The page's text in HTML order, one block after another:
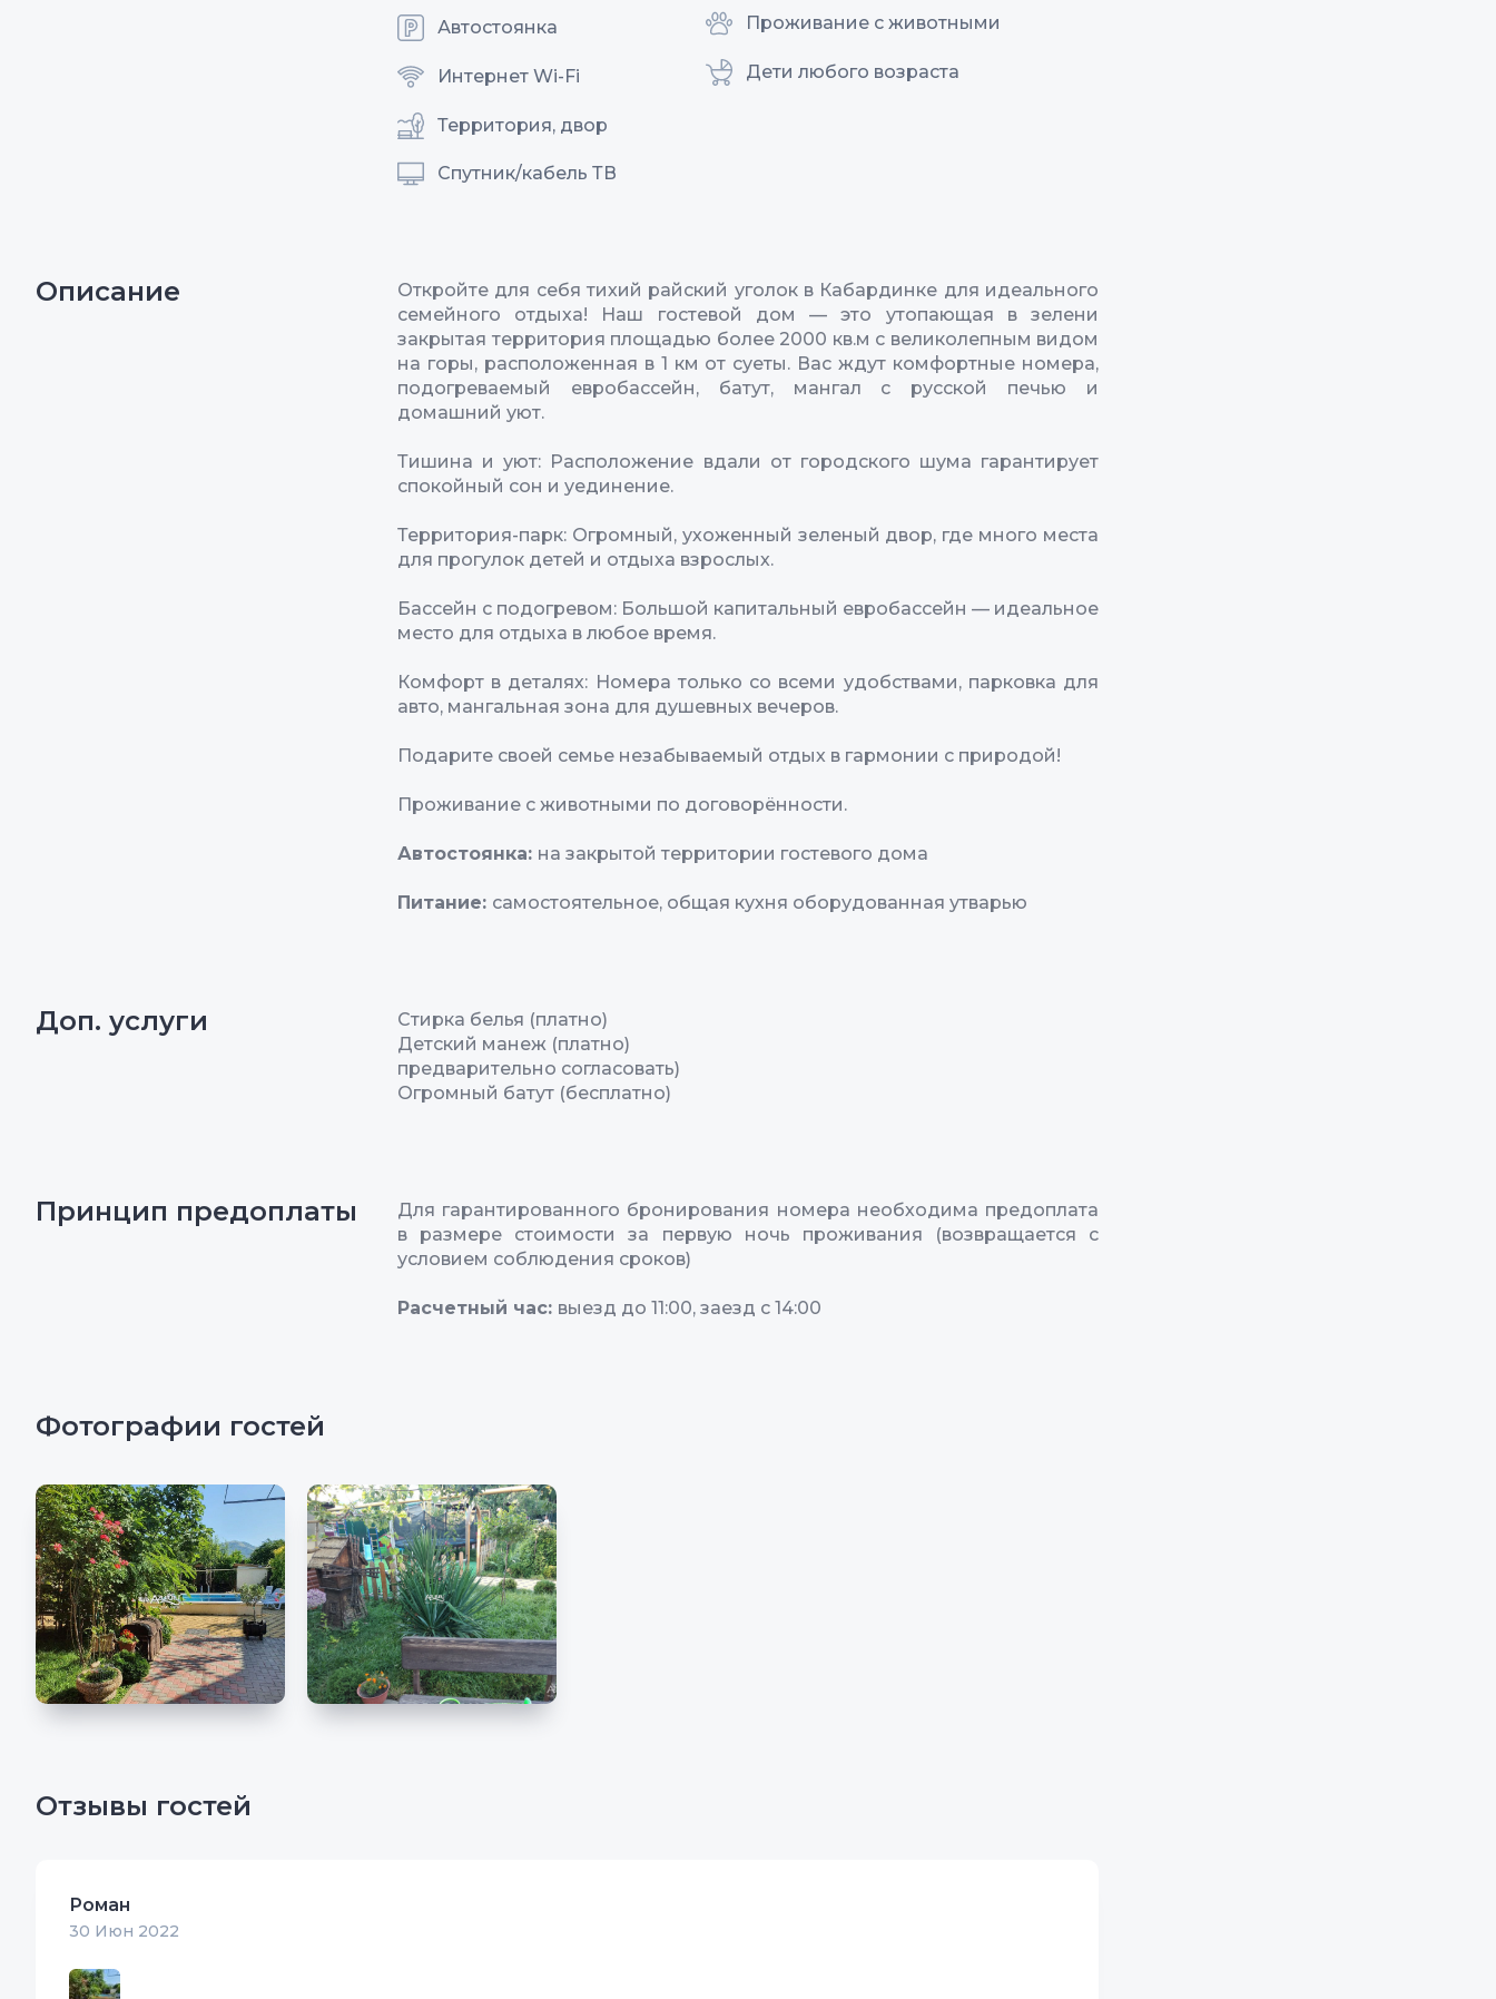
Автостоянка
Интернет Wi-Fi
Территория, двор
Спутник/кабель ТВ
Проживание с животными
Дети любого возраста
Описание
Откройте для себя тихий райский уголок в Кабардинке для идеального
семейного отдыха! Наш гостевой дом — это утопающая в зелени
закрытая территория площадью более 2000 кв.м с великолепным видом
на горы, расположенная в 1 км от суеты. Вас ждут комфортные номера,
подогреваемый евробассейн, батут, мангал с русской печью и
домашний уют.
Тишина и уют: Расположение вдали от городского шума гарантирует
спокойный сон и уединение.
Территория-парк: Огромный, ухоженный зеленый двор, где много места
для прогулок детей и отдыха взрослых.
Бассейн с подогревом: Большой капитальный евробассейн — идеальное
место для отдыха в любое время.
Комфорт в деталях: Номера только со всеми удобствами, парковка для
авто, мангальная зона для душевных вечеров.
Подарите своей семье незабываемый отдых в гармонии с природой!
Проживание с животными по договорённости.
Автостоянка: на закрытой территории гостевого дома
Питание: самостоятельное, общая кухня оборудованная утварью
Доп. услуги
Стирка белья (платно)
Детский манеж (платно)
предварительно согласовать)
Огромный батут (бесплатно)
Принцип предоплаты
Для гарантированного бронирования номера необходима предоплата
в размере стоимости за первую ночь проживания (возвращается с
условием соблюдения сроков)
Расчетный час: выезд до 11:00, заезд с 14:00
Фотографии гостей
Отзывы гостей
Роман
30 Июн 2022